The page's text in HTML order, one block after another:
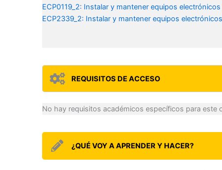
ECP0119_2: Instalar y mantener equipos
ECP2339_2: Instalar y mantener equipos
REQUISITOS DE ACCESO
No hay requisitos académicos específicos para este
¿QUÉ VOY A APRENDER Y HACER?